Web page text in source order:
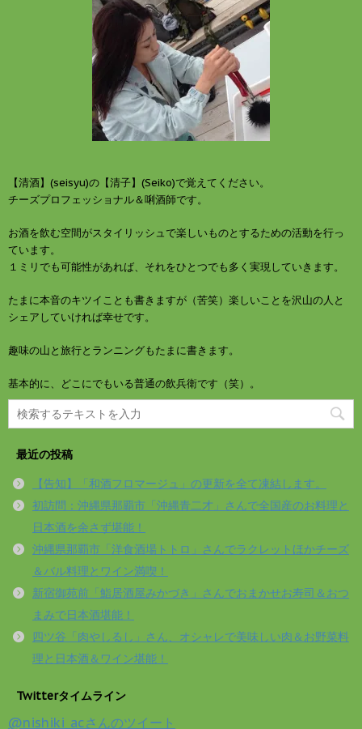
【清酒】(seisyu)の【清子】(Seiko)で覚えてください。
チーズプロフェッショナル＆唎酒師です。
お酒を飲む空間がスタイリッシュで楽しいものとするための活動を行っ
ています。
１ミリでも可能性があれば、それをひとつでも多く実現していきます。
たまに本音のキツイことも書きますが（苦笑）楽しいことを沢山の人と
シェアしていければ幸せです。
趣味の山と旅行とランニングもたまに書きます。
基本的に、どこにでもいる普通の飲兵衛です（笑）。
最近の投稿
【告知】「和酒フロマージュ」の更新を全て凍結します。
初訪問：沖縄県那覇市「沖縄青二才」さんで全国産のお料理と
日本酒を余さず堪能！
沖縄県那覇市「洋食酒場トトロ」さんでラクレットほかチーズ
＆バル料理とワイン満喫！
新宿御苑前「鮨居酒屋みかづき」さんでおまかせお寿司＆おつ
まみで日本酒堪能！
四ツ谷「肉やしるし」さん、オシャレで美味しい肉＆お野菜料
理と日本酒＆ワイン堪能！
Twitterタイムライン
@nishiki_acさんのツイート